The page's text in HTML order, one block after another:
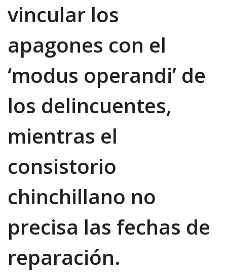
vincular los
apagones con el
‘modus operandi’ de
los delincuentes,
mientras el
consistorio
chinchillano no
precisa las fechas de
reparación.